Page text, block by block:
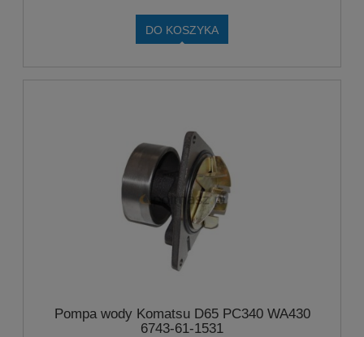
DO KOSZYKA
Pompa wody Komatsu D65 PC340 WA430
6743-61-1531